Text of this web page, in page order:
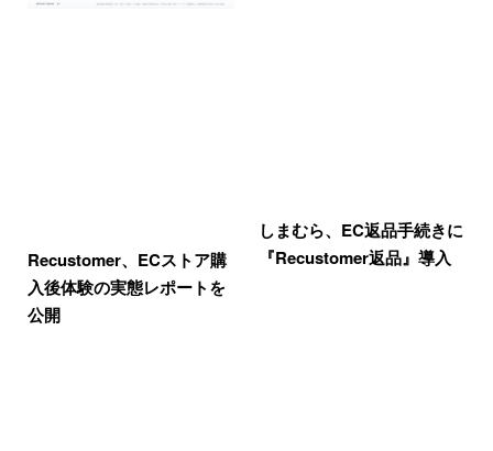
Recustomer、ECストア購
入後体験の実態レポートを
公開
しまむら、EC返品手続きに
『Recustomer返品』導入